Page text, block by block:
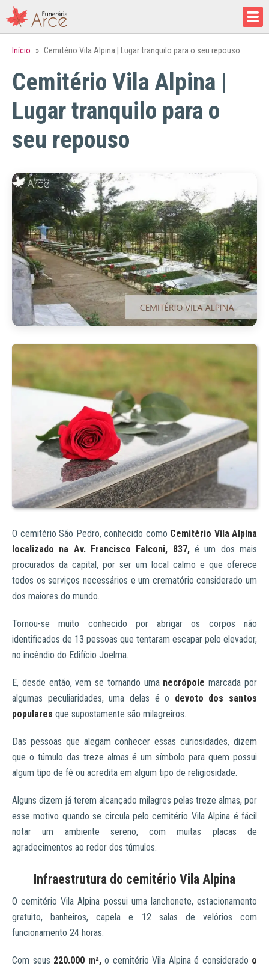
Início » Cemitério Vila Alpina | Lugar tranquilo para o seu repouso
Cemitério Vila Alpina |
Lugar tranquilo para o
seu repouso
O cemitério São Pedro, conhecido como Cemitério Vila Alpina
localizado na Av. Francisco Falconi, 837,é um dos mais
procurados da capital, por ser um local calmo e que oferece
todos os serviços necessários e um crematório considerado um
dos maiores do mundo.
Tornou-se muito conhecido por abrigar os corpos não
identificados de 13 pessoas que tentaram escapar pelo elevador,
no incêndio do Edifício Joelma.
E, desde então, vem se tornando umanecrópole marcada por
algumas peculiaridades, uma delas é o devoto dos santos
populares que supostamente são milagreiros.
Das pessoas que alegam conhecer essas curiosidades, dizem
que o túmulo das treze almas é um símbolo para quem possui
algum tipo de fé ou acredita em algum tipo de religiosidade.
Alguns dizem já terem alcançado milagres pelas treze almas, por
esse motivo quando se circula pelo cemitério Vila Alpina é fácil
notar um ambiente sereno, com muitas placas de
agradecimentos ao redor dos túmulos.
Infraestrutura do cemitério Vila Alpina
O cemitério Vila Alpina possui uma lanchonete, estacionamento
gratuito, banheiros, capela e 12 salas de velórios com
funcionamento 24 horas.
Com seus 220.000 m²,o cemitério Vila Alpina é considerado o